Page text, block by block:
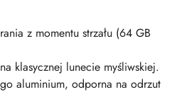
z momentu strzału (64 GB
klasycznej lunecie myśliwskiej.
aluminium, odporna na odrzut